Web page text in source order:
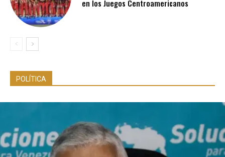
en los Juegos Centroamericanos
POLÍTICA